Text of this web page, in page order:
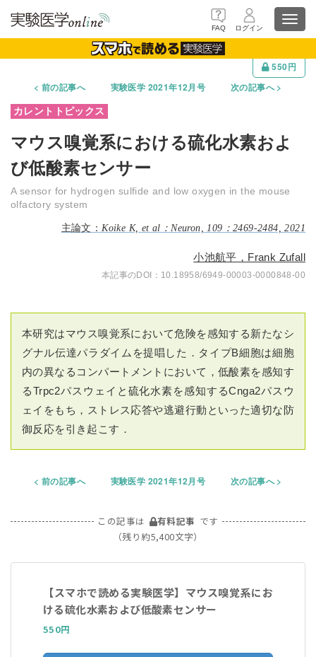
FAQ ログイン
550円
前の記事へ
実験医学 2021年12月号 次の記事へ
マウス嗅覚系における硫化水素およ
び低酸素センサー
A sensor for hydrogen sulfide and low oxygen in the mouse
olfactory system
Koike K, et al：Neuron, 109：2469-2484, 2021
小池航平，Frank Zufall
10.18958/6949-00003-0000848-00
本研究はマウス嗅覚系において危険を感知する新たなシ
グナル伝達パラダイムを提唱した．タイプB細胞は細胞
内の異なるコンパートメントにおいて，低酸素を感知す
るTrpc2パスウェイと硫化水素を感知するCnga2パスウ
ェイをもち，ストレス応答や逃避行動といった適切な防
御反応を引き起こす．
前の記事へ 実験医学 2021年12月号 次の記事へ
この記事は 有料記事 です
（残り約5,400文字）
【スマホで読める実験医学】マウス嗅覚系にお
ける硫化水素および低酸素センサー
550円